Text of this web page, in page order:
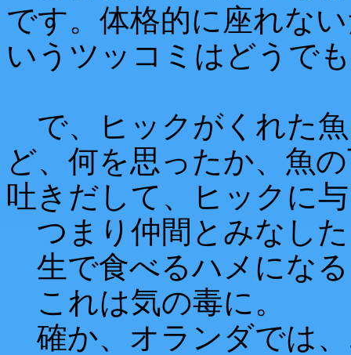
です。体格的に座れな
いうツッコミはどうで
で、ヒックがくれた
ど、何を思ったか、魚
吐きだして、ヒックに
つまり仲間とみなし
生で食べるハメにな
これは気の毒に。
確か、オランダでは